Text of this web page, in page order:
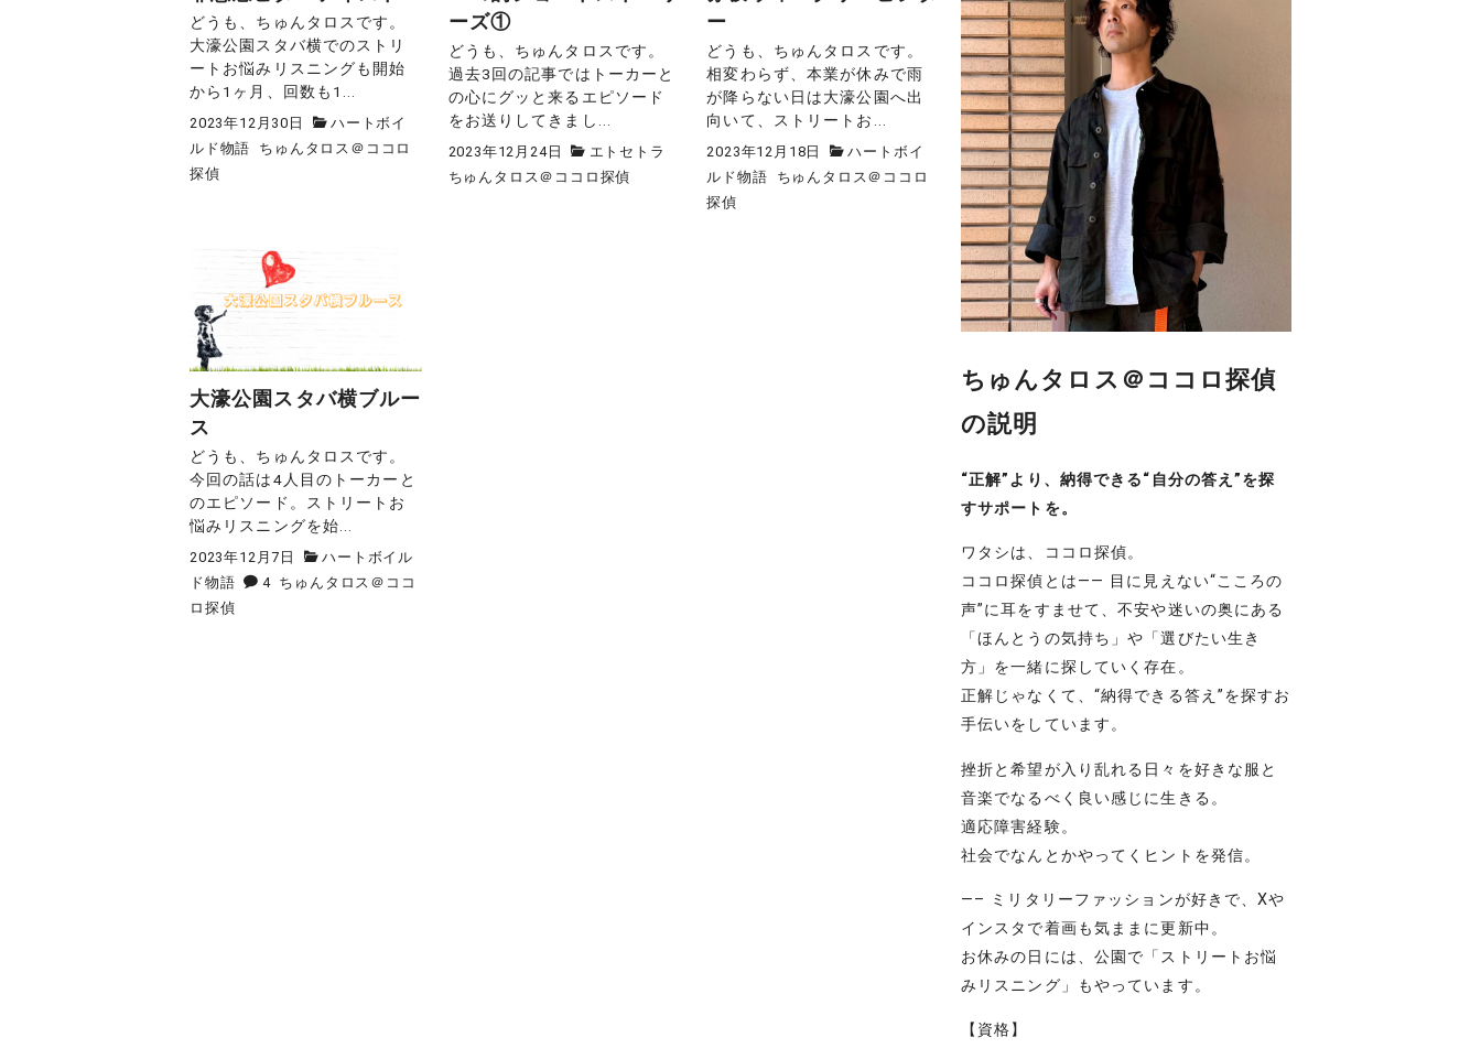
どうも、ちゅんタロスです。
大濠公園スタバ横でのストリ
ートお悩みリスニングも開始
から1ヶ月、回数も1...
2023年12月30日
ハートボイ
ルド物語
ちゅんタロス＠ココロ
探偵
ーズ①
どうも、ちゅんタロスです。
過去3回の記事ではトーカーと
の心にグッと来るエピソード
をお送りしてきまし...
2023年12月24日
エトセトラ
ちゅんタロス＠ココロ探偵
ー
どうも、ちゅんタロスです。
相変わらず、本業が休みで雨
が降らない日は大濠公園へ出
向いて、ストリートお...
2023年12月18日
ハートボイ
ルド物語
ちゅんタロス＠ココロ
探偵
大濠公園スタバ横ブルー
ス
どうも、ちゅんタロスです。
今回の話は4人目のトーカーと
のエピソード。ストリートお
悩みリスニングを始...
2023年12月7日
ハートボイル
ド物語
4 ちゅんタロス＠ココ
ロ探偵
ちゅんタロス＠ココロ探偵
の説明
“正解”より、納得できる“自分の答え”を探
すサポートを。
ワタシは、ココロ探偵。
ココロ探偵とは―― 目に見えない“こころの
声”に耳をすませて、不安や迷いの奥にある
「ほんとうの気持ち」や「選びたい生き
方」を一緒に探していく存在。
正解じゃなくて、“納得できる答え”を探すお
手伝いをしています。
挫折と希望が入り乱れる日々を好きな服と
音楽でなるべく良い感じに生きる。
適応障害経験。
社会でなんとかやってくヒントを発信。
—– ミリタリーファッションが好きで、Xや
インスタで着画も気ままに更新中。
お休みの日には、公園で「ストリートお悩
みリスニング」もやっています。
【資格】